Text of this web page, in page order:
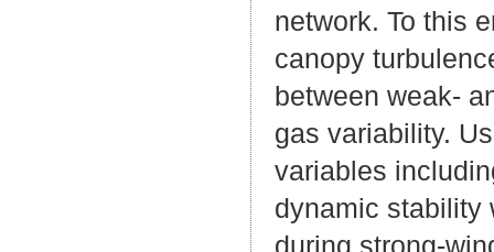
network. To this
canopy
between weak-
gas variability.
variables
dynamic stability
during strong-